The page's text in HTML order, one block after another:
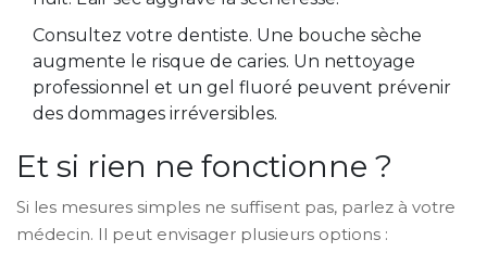
Consultez votre dentiste. Une bouche sèche
augmente le risque de caries. Un nettoyage
professionnel et un gel fluoré peuvent prévenir
des dommages irréversibles.
Et si rien ne fonctionne ?
Si les mesures simples ne suffisent pas, parlez à votre
médecin. Il peut envisager plusieurs options :